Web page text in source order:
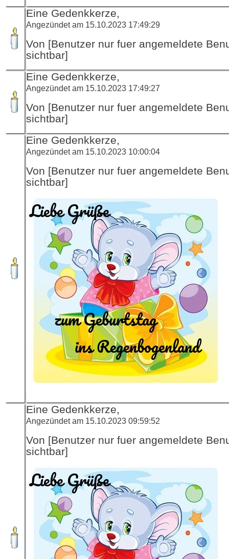
Eine Gedenkkerze,
Angezündet am 15.10.2023 17:49:29
Von [Benutzer nur fuer angemeldete
sichtbar]
Eine Gedenkkerze,
Angezündet am 15.10.2023 17:49:27
Von [Benutzer nur fuer angemeldete
sichtbar]
Eine Gedenkkerze,
Angezündet am 15.10.2023 10:00:04
Von [Benutzer nur fuer angemeldete
sichtbar]
Eine Gedenkkerze,
Angezündet am 15.10.2023 09:59:52
Von [Benutzer nur fuer angemeldete
sichtbar]